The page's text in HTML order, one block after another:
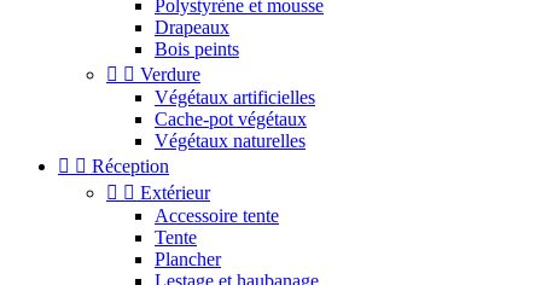
Polystyrène et mousse
Drapeaux
Bois peints
  Verdure
Végétaux artificielles
Cache-pot végétaux
Végétaux naturelles
  Réception
  Extérieur
Accessoire tente
Tente
Plancher
Lestage et haubanage